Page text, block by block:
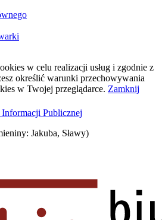
w celu realizacji usług i zgodnie z
określić warunki przechowywania
w Twojej przeglądarce. Zamknij
Publicznej
Jakuba, Sławy)